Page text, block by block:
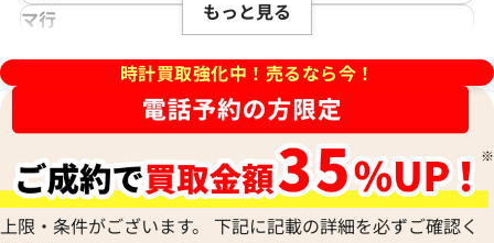
ロイヤル オーク オフショ
オーデマ ピゲ ロイヤルオー
ANONIMO
Alain Silberstein
アラン・シルベスタイン
Armand Nicolet
アルマン・ニコレ
WALTHAM
ウォルサム
HUBLOT
ガガミラノ
Quinting
クインティング
Cuervo y Sobrinos
クエルボ・イ・ソブリノス
CVSTOS
クストス
Chronoswiss
シェルマン
CITIZEN
シチズン
Chopard
ショパール
CHAUMET
ショーメ
Daniel Roth
ダニエル・ロート
TUDOR
チューダー(チュードル)
ティファニー
Dior
ディオール
ノモス グラスヒュッテ
Hamilton
Harry Winston
ハリー・ウィンストン
Patek Philippe
Panerai
パネライ
Parmigiani Fleurier
マ行
MAURICE LACROIX
モーリス・ラクロア
RALPH LAUREN
ラルフ ローレン
リシャール・ミル
Louis Vuitton
ルイ・ヴィトン
Luminox
もっと見る
時計買取強化中！売るなら今！
上限・条件がございます。 下記に記載の詳細を必ずご確認く